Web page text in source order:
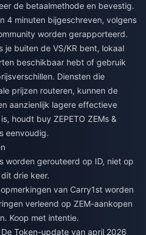
de betaalmethode en bevestig.
4 minuten bijgeschreven, volgens
worden gerapporteerd.
je buiten de VS/KR bent, lokaal
beschikbaar hebt of gebruik
Diensten die
prijzen routeren, kunnen de
aanzienlijk lagere effectieve
houdt buy ZEPETO ZEMs &
eenvoudig.
worden gerouteerd op ID, niet op
drie keer.
van Carry1st worden
verleend op ZEM-aankopen
Koop met intentie.
De Token-update van april 2026